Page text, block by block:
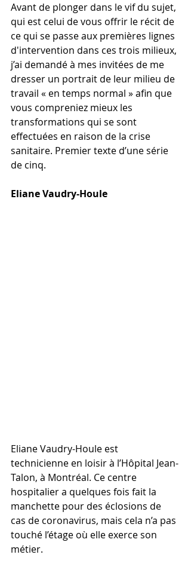
Avant de plonger dans le vif du sujet,
qui est celui de vous offrir le récit de
ce qui se passe aux premières lignes
d'intervention dans ces trois milieux,
j’ai demandé à mes invitées de me
dresser un portrait de leur milieu de
travail « en temps normal » afin que
vous compreniez mieux les
transformations qui se sont
effectuées en raison de la crise
sanitaire. Premier texte d’une série
de cinq.
Eliane Vaudry-Houle
Eliane Vaudry-Houle est
technicienne en loisir à l’Hôpital Jean-
Talon, à Montréal. Ce centre
hospitalier a quelques fois fait la
manchette pour des éclosions de
cas de coronavirus, mais cela n’a pas
touché l’étage où elle exerce son
métier.